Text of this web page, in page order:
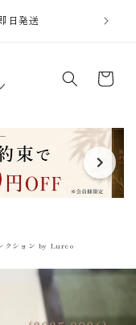
イン方法の変更
ー
クション by Lurco